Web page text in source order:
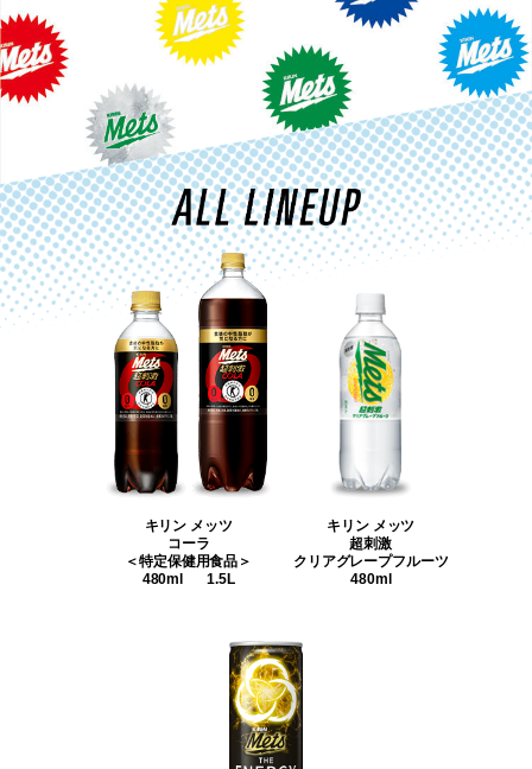
キリン メッツ
コーラ
＜特定保健用食品＞
480ml
1.5L
キリン メッツ
超刺激
クリアグレープフルーツ
480ml